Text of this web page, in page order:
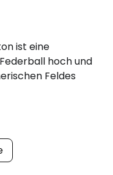
ist eine
hoch und
Feldes